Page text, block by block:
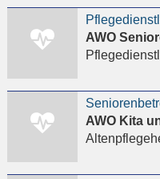
AWO
AWO Kita